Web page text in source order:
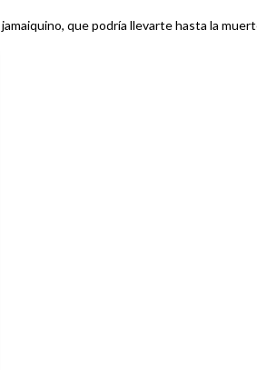
que podría llevarte hasta la